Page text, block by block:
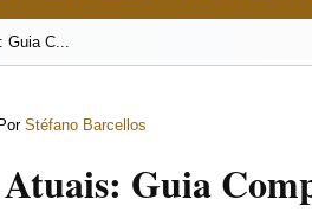
Guia C...
Stéfano Barcellos
Guia